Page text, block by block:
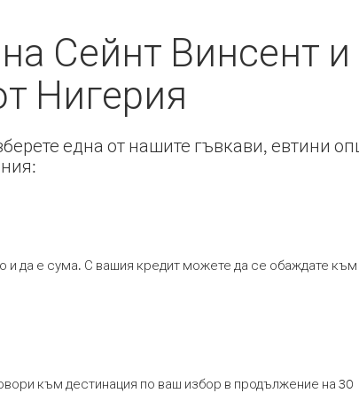
Сейнт Винсент и
Нигерия
една от нашите гъвкави, евтини
и да е сума. С вашия кредит можете да се обаждате към
към дестинация по ваш избор в продължение на 30